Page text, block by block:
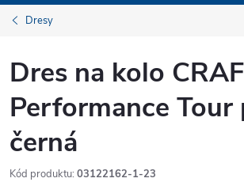
Dresy
Dres na kolo
Performance Tour
černá
Kód produktu: 03122162-1-23